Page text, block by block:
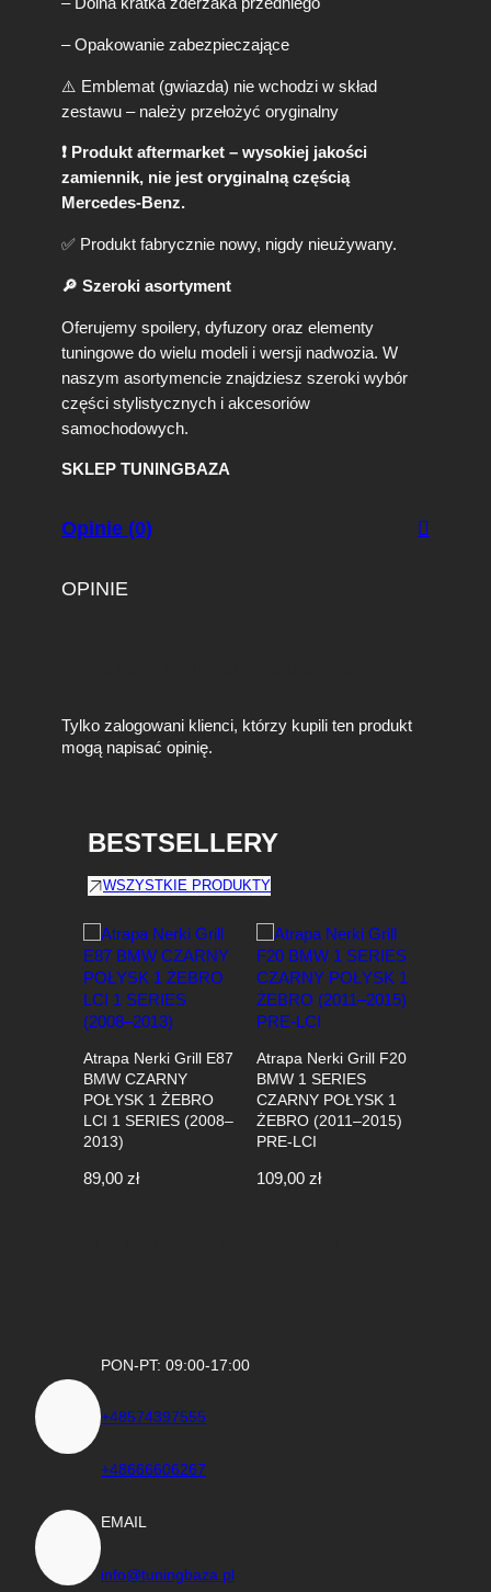
t
e
T
Y
L
K
O
D
Z
E
R
Z
A
K
A
A
G
– Dolna kratka zderzaka przedniego
– Opakowanie zabezpieczające
⚠️ Emblemat (gwiazda) nie wchodzi w skład
zestawu – należy przełożyć oryginalny
❗ Produkt aftermarket – wysokiej jakości
zamiennik, nie jest oryginalną częścią
Mercedes-Benz.
✅ Produkt fabrycznie nowy, nigdy nieużywany.
🔎 Szeroki asortyment
Oferujemy spoilery, dyfuzory oraz elementy
tuningowe do wielu modeli i wersji nadwozia. W
naszym asortymencie znajdziesz szeroki wybór
części stylistycznych i akcesoriów
samochodowych.
SKLEP TUNINGBAZA
Opinie (0)
OPINIE
Tylko zalogowani klienci, którzy kupili ten produkt
mogą napisać opinię.
BESTSELLERY
WSZYSTKIE PRODUKTY
Atrapa Nerki Grill E87
BMW CZARNY
POŁYSK 1 ŻEBRO
LCI 1 SERIES (2008–
2013)
89,00 zł
Atrapa Nerki Grill F20
BMW 1 SERIES
CZARNY POŁYSK 1
ŻEBRO (2011–2015)
PRE-LCI
109,00 zł
PON-PT: 09:00-17:00
+48574397555
+48666606267
EMAIL
info@tuningbaza.pl